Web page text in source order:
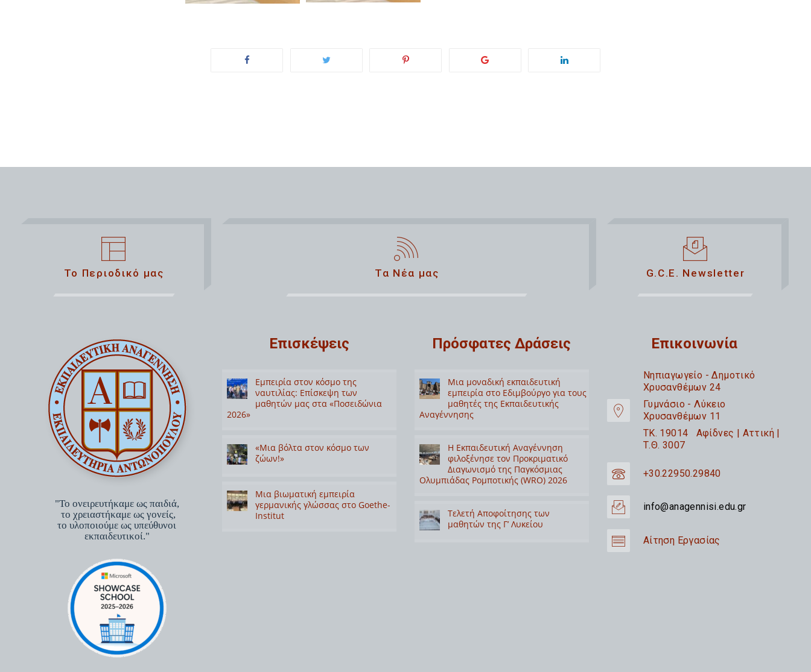
Το Περιοδικό μας Τα Νέα μας G.C.E. Newsletter
"Το ονειρευτήκαμε ως παιδιά,
το χρειαστήκαμε ως γονείς,
το υλοποιούμε ως υπεύθυνοι
εκπαιδευτικοί."
Επισκέψεις
Εμπειρία στον κόσμο της
ναυτιλίας: Επίσκεψη των
μαθητών μας στα «Ποσειδώνια
2026»
«Μια βόλτα στον κόσμο των
ζώων!»
Μια βιωματική εμπειρία
γερμανικής γλώσσας στο Goethe-
Institut
Πρόσφατες Δράσεις
Μια μοναδική εκπαιδευτική
εμπειρία στο Εδιμβούργο για τους
μαθητές της Εκπαιδευτικής
Αναγέννησης
Η Εκπαιδευτική Αναγέννηση
φιλοξένησε τον Προκριματικό
Διαγωνισμό της Παγκόσμιας
Ολυμπιάδας Ρομποτικής (WRO) 2026
Τελετή Αποφοίτησης των
μαθητών της Γ’ Λυκείου
Επικοινωνία
Nηπιαγωγείο - Δημοτικό
Χρυσανθέμων 24
Γυμνάσιο - Λύκειο
Χρυσανθέμων 11
TK. 19014 Αφίδνες | Αττική |
Τ.Θ. 3007
+30.22950.29840
info@anagennisi.edu.gr
Αίτηση Εργασίας